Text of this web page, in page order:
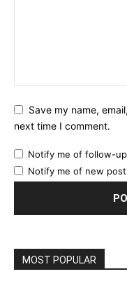
Save my name,
next time I comment.
Notify me of follow-
Notify me of new
MOST POPULAR